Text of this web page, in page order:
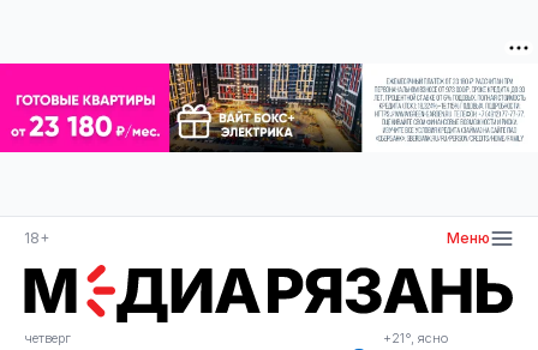
18+ Меню
четверг
+21°, ясно